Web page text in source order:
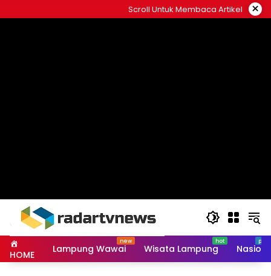
to
Scroll Untuk Membaca Artikel ×
HOME Lampung Wawai Wisata Lampung